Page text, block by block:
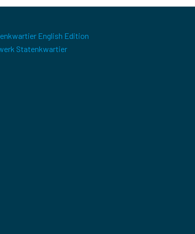
English Edition
Statenkwartier